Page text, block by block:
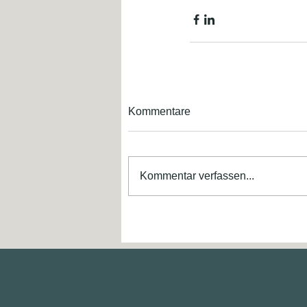
Kommentare
Kommentar verfassen...